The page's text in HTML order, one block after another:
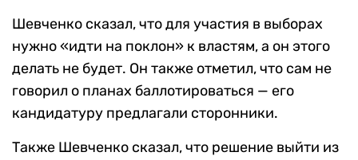
Шевченко сказал, что для участия в выборах
нужно «идти на поклон» к властям, а он этого
делать не будет. Он также отметил, что сам не
говорил о планах баллотироваться — его
кандидатуру предлагали сторонники.
Также Шевченко сказал, что решение выйти из